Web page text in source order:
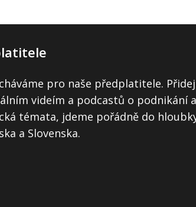
pro naše předplatitele.
videím a podcastů o podnikání
témata, jdeme pořádně do
a Slovenska.